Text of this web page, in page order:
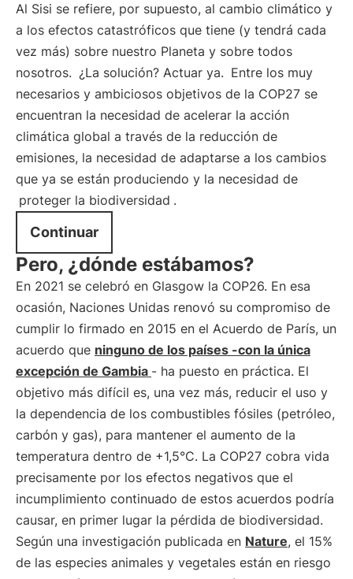
Al Sisi se refiere, por supuesto, al cambio climático y
a los efectos catastróficos que tiene (y tendrá cada
vez más) sobre nuestro Planeta y sobre todos
nosotros. ¿La solución? Actuar ya. Entre los muy
necesarios y ambiciosos objetivos de la COP27 se
encuentran la necesidad de acelerar la acción
climática global a través de la reducción de
emisiones, la necesidad de adaptarse a los cambios
que ya se están produciendo y la necesidad de
proteger la biodiversidad .
Continuar
Pero, ¿dónde estábamos?
En 2021 se celebró en Glasgow la COP26. En esa
ocasión, Naciones Unidas renovó su compromiso de
cumplir lo firmado en 2015 en el Acuerdo de París, un
acuerdo que ninguno de los países -con la única
excepción de Gambia - ha puesto en práctica. El
objetivo más difícil es, una vez más, reducir el uso y
la dependencia de los combustibles fósiles (petróleo,
carbón y gas), para mantener el aumento de la
temperatura dentro de +1,5°C. La COP27 cobra vida
precisamente por los efectos negativos que el
incumplimiento continuado de estos acuerdos podría
causar, en primer lugar la pérdida de biodiversidad.
Según una investigación publicada en Nature, el 15%
de las especies animales y vegetales están en riesgo